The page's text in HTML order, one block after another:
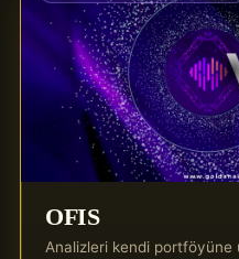
OFIS
Analizleri kendi